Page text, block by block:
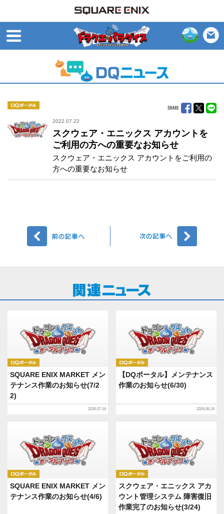
2022.07.22
スクウェア・エニックス アカウントを
ご利用の方への重要なお知らせ
スクウェア・エニックス アカウントをご利用の
方への重要なお知らせ
SQUARE ENIX MARKET メン
テナンス作業のお知らせ(7/2
2)
2026.07.16
【DQポータル】メンテナンス
作業のお知らせ(6/30)
2026.06.24
SQUARE ENIX MARKET メン
テナンス作業のお知らせ(4/6)
スクウェア・エニックス アカ
ウント管理システム 障害復旧
作業完了のお知らせ(3/24)